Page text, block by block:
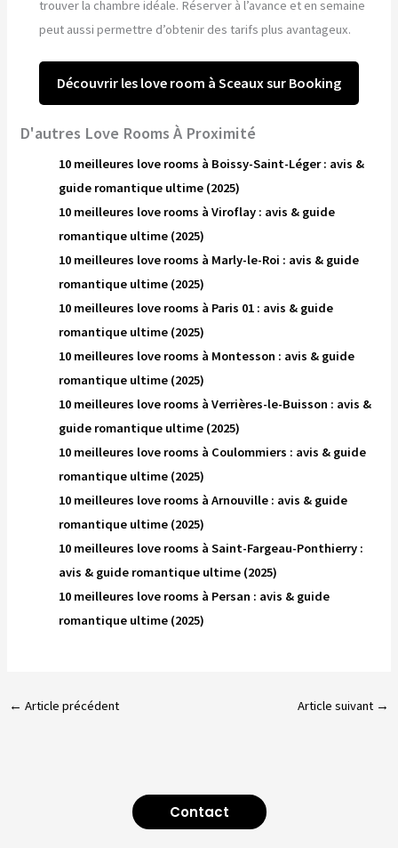
trouver la chambre idéale. Réserver à l’avance et en semaine
peut aussi permettre d’obtenir des tarifs plus avantageux.
Découvrir les love room à Sceaux sur Booking
D'autres Love Rooms À Proximité
10 meilleures love rooms à Boissy-Saint-Léger : avis &
guide romantique ultime (2025)
10 meilleures love rooms à Viroflay : avis & guide
romantique ultime (2025)
10 meilleures love rooms à Marly-le-Roi : avis & guide
romantique ultime (2025)
10 meilleures love rooms à Paris 01 : avis & guide
romantique ultime (2025)
10 meilleures love rooms à Montesson : avis & guide
romantique ultime (2025)
10 meilleures love rooms à Verrières-le-Buisson : avis &
guide romantique ultime (2025)
10 meilleures love rooms à Coulommiers : avis & guide
romantique ultime (2025)
10 meilleures love rooms à Arnouville : avis & guide
romantique ultime (2025)
10 meilleures love rooms à Saint-Fargeau-Ponthierry :
avis & guide romantique ultime (2025)
10 meilleures love rooms à Persan : avis & guide
romantique ultime (2025)
← Article précédent Article suivant →
Contact